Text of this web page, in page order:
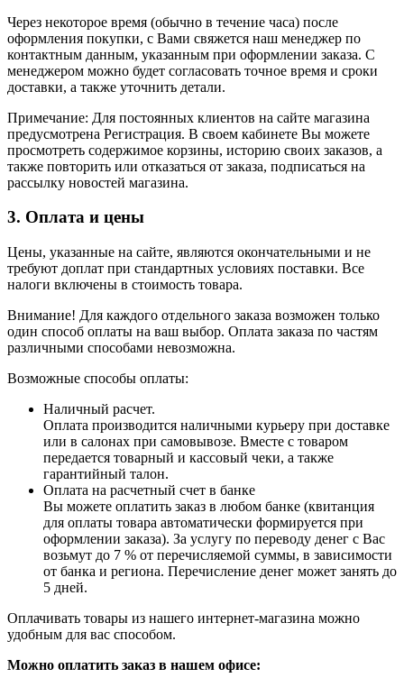
Через некоторое время (обычно в течение часа) после
оформления покупки, с Вами свяжется наш менеджер по
контактным данным, указанным при оформлении заказа. С
менеджером можно будет согласовать точное время и сроки
доставки, а также уточнить детали.
Примечание: Для постоянных клиентов на сайте магазина
предусмотрена Регистрация. В своем кабинете Вы можете
просмотреть содержимое корзины, историю своих заказов, а
также повторить или отказаться от заказа, подписаться на
рассылку новостей магазина.
3. Оплата и цены
Цены, указанные на сайте, являются окончательными и не
требуют доплат при стандартных условиях поставки. Все
налоги включены в стоимость товара.
Внимание! Для каждого отдельного заказа возможен только
один способ оплаты на ваш выбор. Оплата заказа по частям
различными способами невозможна.
Возможные способы оплаты:
Наличный расчет.
Оплата производится наличными курьеру при доставке
или в салонах при самовывозе. Вместе с товаром
передается товарный и кассовый чеки, а также
гарантийный талон.
Оплата на расчетный счет в банке
Вы можете оплатить заказ в любом банке (квитанция
для оплаты товара автоматически формируется при
оформлении заказа). За услугу по переводу денег с Вас
возьмут до 7 % от перечисляемой суммы, в зависимости
от банка и региона. Перечисление денег может занять до
5 дней.
Оплачивать товары из нашего интернет-магазина можно
удобным для вас способом.
Можно оплатить заказ в нашем офисе: